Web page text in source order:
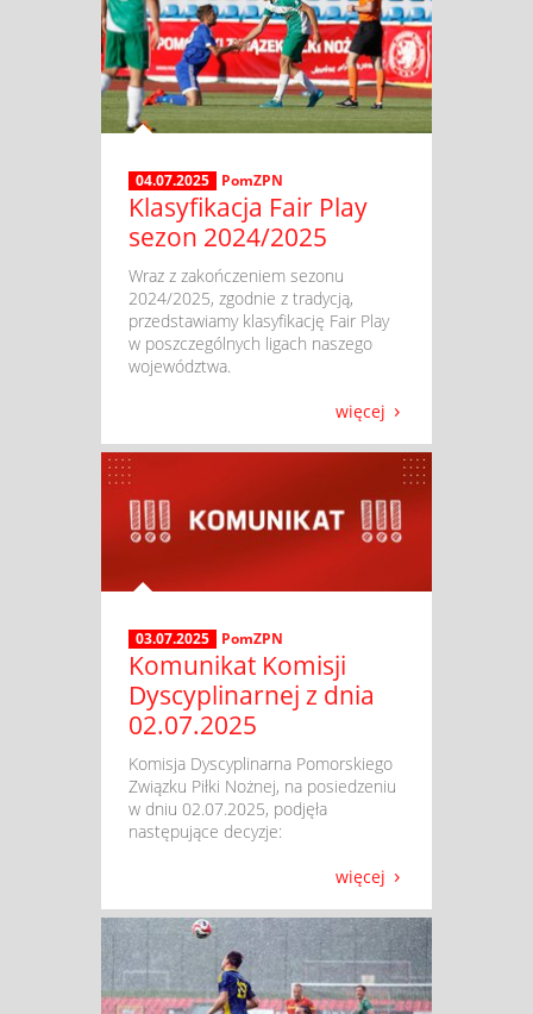
04.07.2025 PomZPN
Klasyfikacja Fair Play
sezon 2024/2025
​ Wraz z zakończeniem sezonu
2024/2025, zgodnie z tradycją,
przedstawiamy klasyfikację Fair Play
w poszczególnych ligach naszego
województwa.
więcej
03.07.2025 PomZPN
Komunikat Komisji
Dyscyplinarnej z dnia
02.07.2025
​ Komisja Dyscyplinarna Pomorskiego
Związku Piłki Nożnej, na posiedzeniu
w dniu 02.07.2025, podjęła
następujące decyzje:
więcej